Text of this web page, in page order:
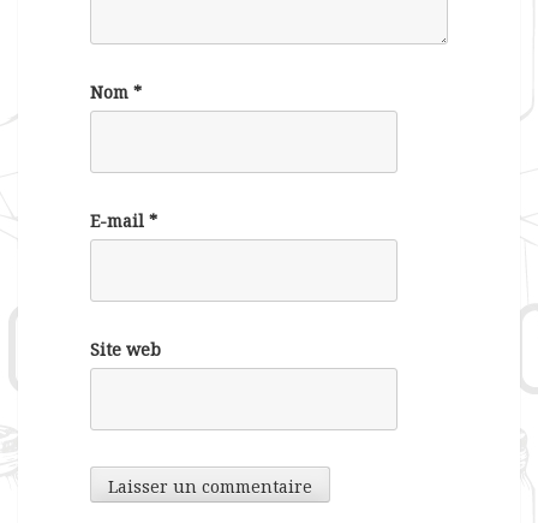
Nom *
E-mail *
Site web